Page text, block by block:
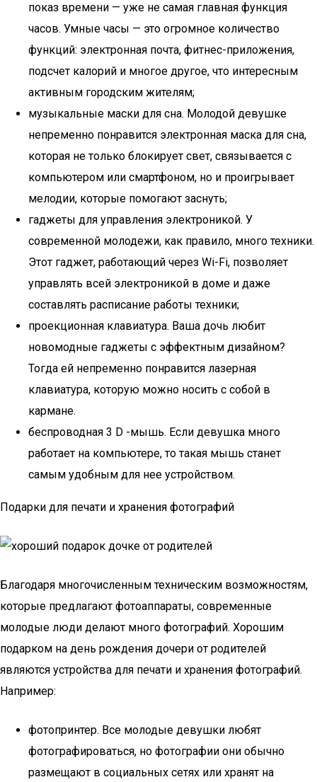
показ времени — уже не самая главная функция
часов. Умные часы — это огромное количество
функций: электронная почта, фитнес-приложения,
подсчет калорий и многое другое, что интересным
активным городским жителям;
музыкальные маски для сна. Молодой девушке
непременно понравится электронная маска для сна,
которая не только блокирует свет, связывается с
компьютером или смартфоном, но и проигрывает
мелодии, которые помогают заснуть;
гаджеты для управления электроникой. У
современной молодежи, как правило, много техники.
Этот гаджет, работающий через Wi-Fi, позволяет
управлять всей электроникой в доме и даже
составлять расписание работы техники;
проекционная клавиатура. Ваша дочь любит
новомодные гаджеты с эффектным дизайном?
Тогда ей непременно понравится лазерная
клавиатура, которую можно носить с собой в
кармане.
беспроводная 3 D -мышь. Если девушка много
работает на компьютере, то такая мышь станет
самым удобным для нее устройством.
Подарки для печати и хранения фотографий
Благодаря многочисленным техническим возможностям,
которые предлагают фотоаппараты, современные
молодые люди делают много фотографий. Хорошим
подарком на день рождения дочери от родителей
являются устройства для печати и хранения фотографий.
Например:
фотопринтер. Все молодые девушки любят
фотографироваться, но фотографии они обычно
размещают в социальных сетях или хранят на